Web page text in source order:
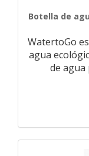
Botella de
WatertoGo
agua
de agua